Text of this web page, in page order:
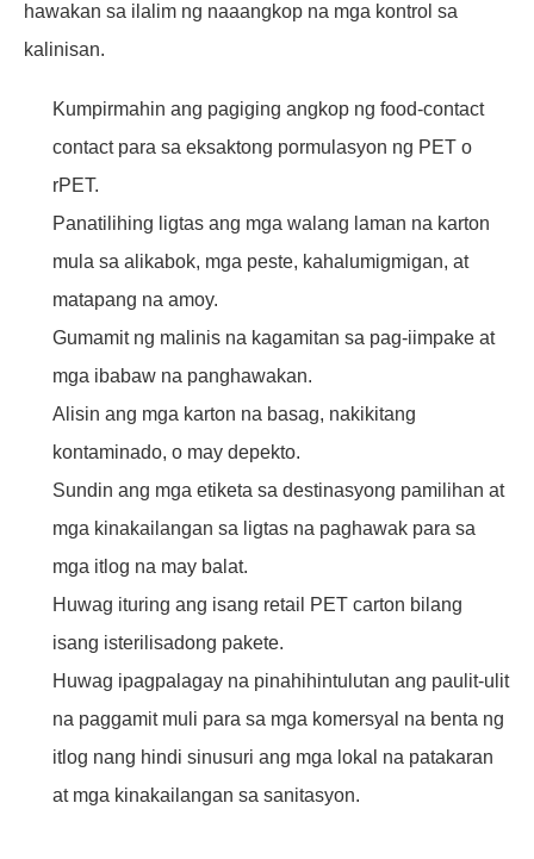
hawakan sa ilalim ng naaangkop na mga kontrol sa
kalinisan.
Kumpirmahin ang pagiging angkop ng food-contact
contact para sa eksaktong pormulasyon ng PET o
rPET.
Panatilihing ligtas ang mga walang laman na karton
mula sa alikabok, mga peste, kahalumigmigan, at
matapang na amoy.
Gumamit ng malinis na kagamitan sa pag-iimpake at
mga ibabaw na panghawakan.
Alisin ang mga karton na basag, nakikitang
kontaminado, o may depekto.
Sundin ang mga etiketa sa destinasyong pamilihan at
mga kinakailangan sa ligtas na paghawak para sa
mga itlog na may balat.
Huwag ituring ang isang retail PET carton bilang
isang isterilisadong pakete.
Huwag ipagpalagay na pinahihintulutan ang paulit-ulit
na paggamit muli para sa mga komersyal na benta ng
itlog nang hindi sinusuri ang mga lokal na patakaran
at mga kinakailangan sa sanitasyon.